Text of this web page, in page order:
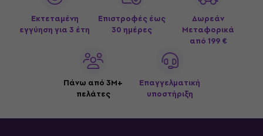
Εκτεταμένη
εγγύηση για 3 έτη
Επιστροφές έως
30 ημέρες
Δωρεάν
Μεταφορικά
από 199 €
Πάνω από 3M+
πελάτες
Επαγγελματική
υποστήριξη